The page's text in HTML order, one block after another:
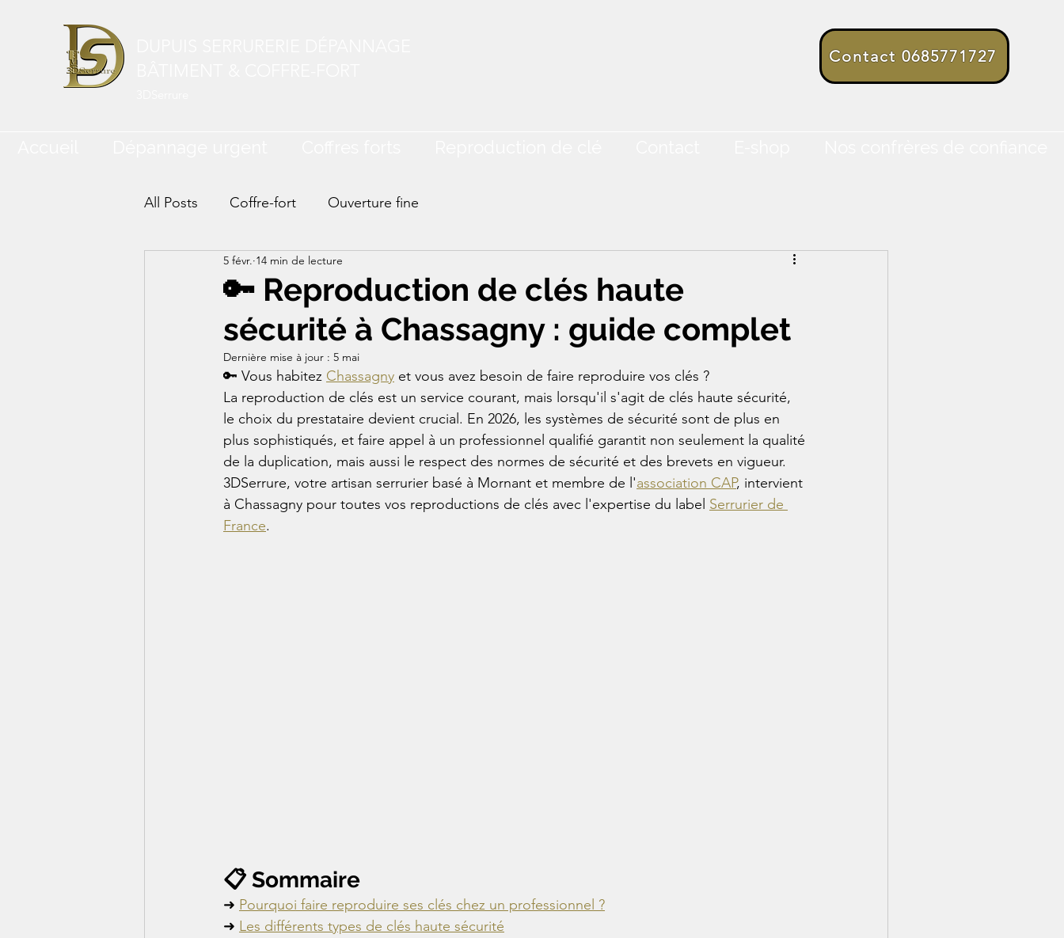
Contact 0685771727
All Posts Coffre-fort Ouverture fine
🔑 Reproduction de clés haute
sécurité à Chassagny : guide complet
5 févr. 14 min de lecture
Dernière mise à jour : 5 mai
🔑 Vous habitez Chassagny et vous avez besoin de faire reproduire vos clés ?
La reproduction de clés est un service courant, mais lorsqu'il s'agit de clés haute sécurité,
le choix du prestataire devient crucial. En 2026, les systèmes de sécurité sont de plus en
plus sophistiqués, et faire appel à un professionnel qualifié garantit non seulement la qualité
de la duplication, mais aussi le respect des normes de sécurité et des brevets en vigueur.
3DSerrure, votre artisan serrurier basé à Mornant et membre de l'association CAP, intervient
à Chassagny pour toutes vos reproductions de clés avec l'expertise du label Serrurier de
France.
📋 Sommaire
➜ Pourquoi faire reproduire ses clés chez un professionnel ?
➜ Les différents types de clés haute sécurité